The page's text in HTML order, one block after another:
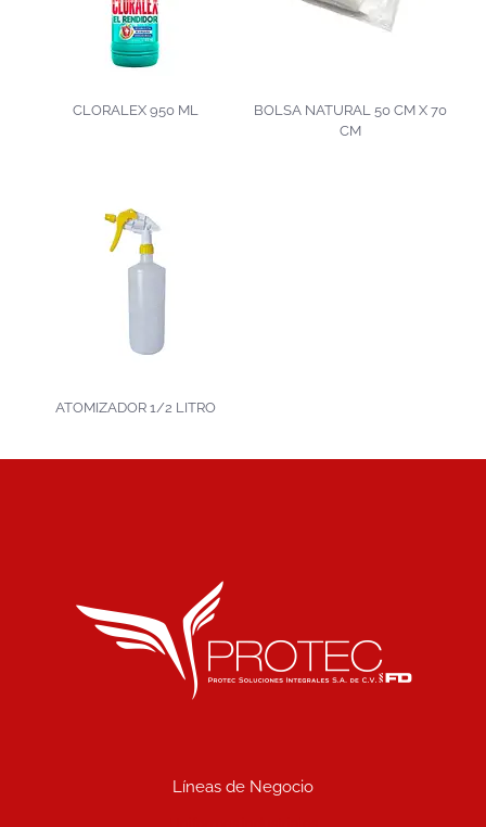
CLORALEX 950 ML
BOLSA NATURAL 50 CM X 70
CM
ATOMIZADOR 1/2 LITRO
Líneas de Negocio